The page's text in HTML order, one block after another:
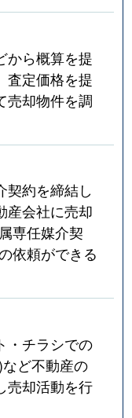
から概算を提
査定価格を提
売却物件を調
契約を締結し
産会社に売却
専任媒介契
依頼ができる
・チラシでの
ど不動産の
売却活動を行